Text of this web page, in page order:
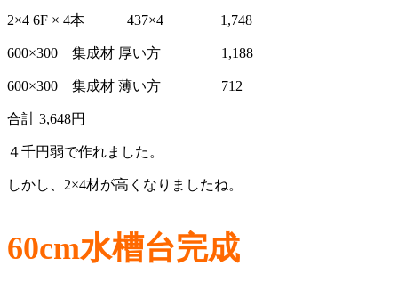
2×4 6F × 4本 437×4 1,748
600×300 集成材 厚い方 1,188
600×300 集成材 薄い方 712
合計 3,648円
４千円弱で作れました。
しかし、2×4材が高くなりましたね。
60cm水槽台完成